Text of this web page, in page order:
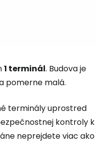
1 terminál. Budova je
pomerne malá.
terminály uprostred
kontroly k
neprejdete viac ako